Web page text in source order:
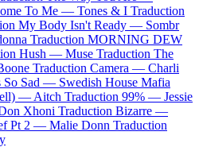
To Me — Tones & I Traduction
My Body Isn't Ready — Sombr
Traduction MORNING DEW
Hush — Muse Traduction The
Traduction Camera — Charli
So Sad — Swedish House Mafia
— Aitch Traduction 99% — Jessie
Xhoni Traduction Bizarre —
Pt 2 — Malie Donn Traduction